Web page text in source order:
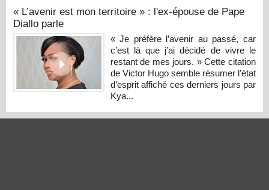
« L’avenir est mon territoire » : l'ex-épouse de Pape
Diallo parle
« Je préfère l’avenir au passé, car
c’est là que j’ai décidé de vivre le
restant de mes jours. » Cette citation
de Victor Hugo semble résumer l’état
d’esprit affiché ces derniers jours par
Kya...